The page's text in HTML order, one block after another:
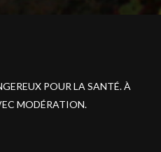
POUR LA SANTÉ. À
MODÉRATION.